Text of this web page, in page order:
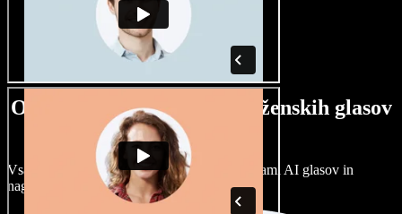
Ogromna izbira moških in ženskih glasov
ter naglasov
Vsak projekt je unikaten. Izbirajte med stotinami AI glasov in
naglasov ter jih prilagodite po svoje.